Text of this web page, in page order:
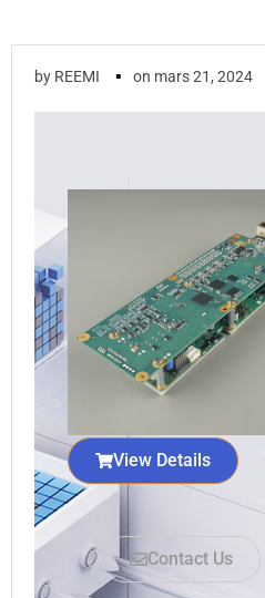
by REEMI ▪ on mars 21, 2024
View Details
Contact Us